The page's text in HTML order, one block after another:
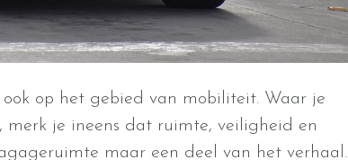
ook op het gebied van mobiliteit. Waar je
je ineens dat ruimte, veiligheid en
maar een deel van het verhaal.